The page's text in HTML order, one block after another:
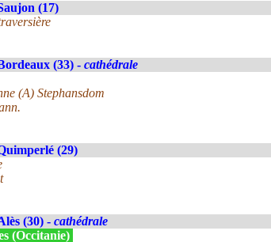
(17)
(33) - cathédrale
(A) Stephansdom
(29)
(30) - cathédrale
(Occitanie)